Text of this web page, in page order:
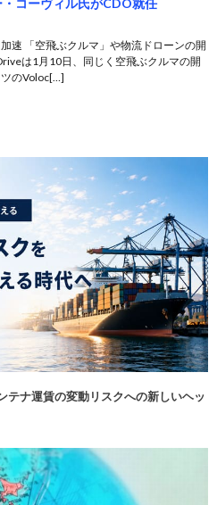
コーヴィル氏がCDO就任
速 「空飛ぶクルマ」や物流ドローンの開
は1月10日、同じく空飛ぶクルマの開
のVoloc[…]
テナ運賃の変動リスクへの新しいヘッ